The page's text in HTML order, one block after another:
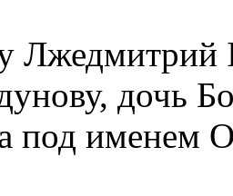
Лжедмитрий
дочь
под именем